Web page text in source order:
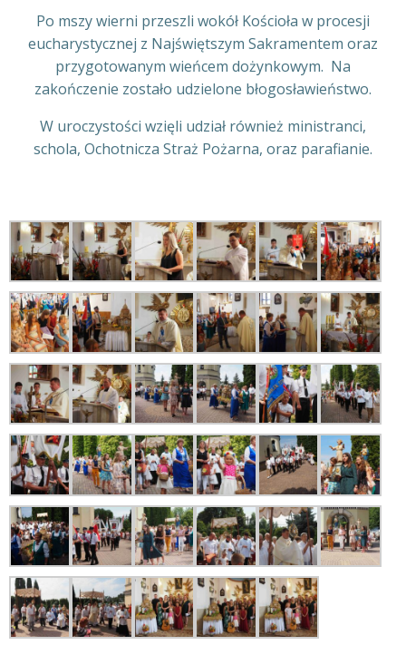
Po mszy wierni przeszli wokół Kościoła w procesji
eucharystycznej z Najświętszym Sakramentem oraz
przygotowanym wieńcem dożynkowym. Na
zakończenie zostało udzielone błogosławieństwo.
W uroczystości wzięli udział również ministranci,
schola, Ochotnicza Straż Pożarna, oraz parafianie.